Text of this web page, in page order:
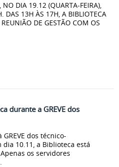
DIA 19.12 (QUARTA-FEIRA),
DAS 13H ÀS 17H, A BIBLIOTECA
DE GESTÃO COM OS
durante a GREVE dos
dos técnico-
10.11, a Biblioteca está
os servidores